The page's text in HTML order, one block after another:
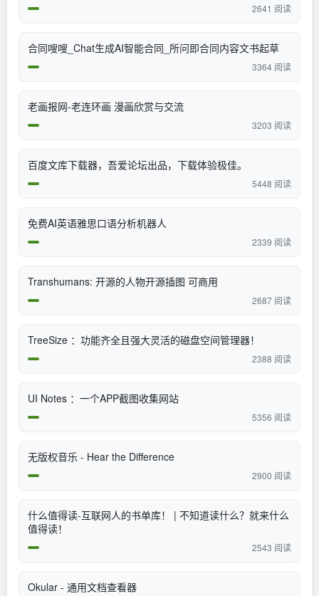
2641 阅读
合同嗖嗖_Chat生成AI智能合同_所问即合同内容文书起草
3364 阅读
老画报网-老连环画 漫画欣赏与交流
3203 阅读
百度文库下载器，吾爱论坛出品，下载体验极佳。
5448 阅读
免费AI英语雅思口语分析机器人
2339 阅读
Transhumans: 开源的人物开源插图 可商用
2687 阅读
TreeSize ：功能齐全且强大灵活的磁盘空间管理器！
2388 阅读
UI Notes ：一个APP截图收集网站
5356 阅读
无版权音乐 - Hear the Difference
2900 阅读
什么值得读-互联网人的书单库！ | 不知道读什么？就来什么
值得读！
2543 阅读
Okular - 通用文档查看器